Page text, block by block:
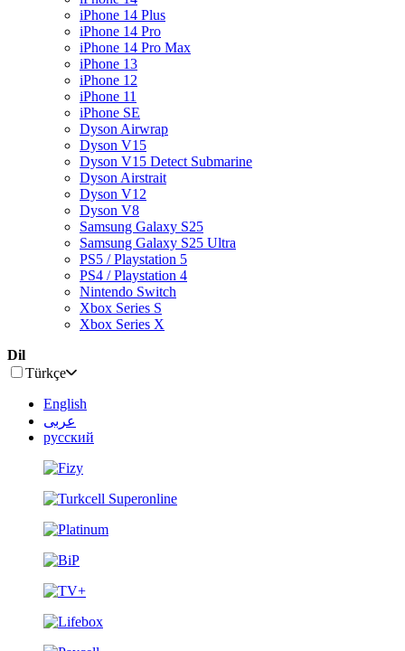
iPhone 14 Plus
iPhone 14 Pro
iPhone 14 Pro Max
iPhone 13
iPhone 12
iPhone 11
iPhone SE
Dyson Airwrap
Dyson V15
Dyson V15 Detect Submarine
Dyson Airstrait
Dyson V12
Dyson V8
Samsung Galaxy S25
Samsung Galaxy S25 Ultra
PS5 / Playstation 5
PS4 / Playstation 4
Nintendo Switch
Xbox Series S
Xbox Series X
Dil
Türkçe
English
عربى
русский